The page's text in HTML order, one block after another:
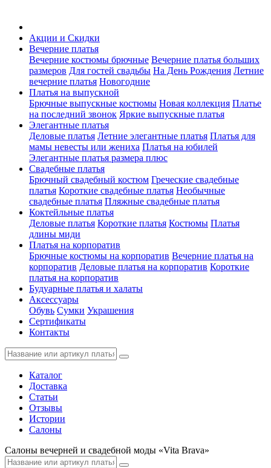
Акции и Скидки
Вечерние платья
Вечерние костюмы брючные Вечерние платья больших
размеров Для гостей свадьбы На День Рождения Летние
вечерние платья Новогодние
Платья на выпускной
Брючные выпускные костюмы Новая коллекция Платье
на последний звонок Яркие выпускные платья
Элегантные платья
Деловые платья Летние элегантные платья Платья для
мамы невесты или жениха Платья на юбилей
Элегантные платья размера плюс
Свадебные платья
Брючный свадебный костюм Греческие свадебные
платья Короткие свадебные платья Необычные
свадебные платья Пляжные свадебные платья
Коктейльные платья
Деловые платья Короткие платья Костюмы Платья
длины миди
Платья на корпоратив
Брючные костюмы на корпоратив Вечерние платья на
корпоратив Деловые платья на корпоратив Короткие
платья на корпоратив
Будуарные платья и халаты
Аксессуары
Обувь Сумки Украшения
Сертификаты
Контакты
Каталог
Доставка
Статьи
Отзывы
Истории
Салоны
Салоны вечерней и свадебной моды «Vita Brava»